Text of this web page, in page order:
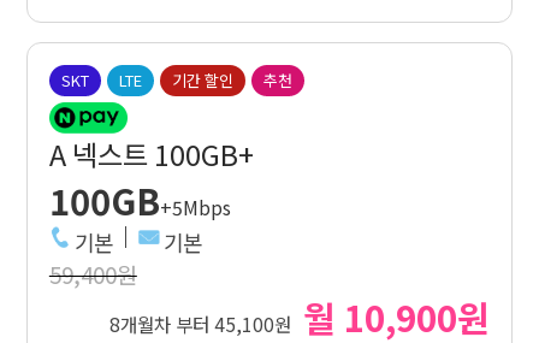
SKT LTE 기간 할인 추천
A 넥스트 100GB+
100GB+5Mbps
기본 기본
59,400원
8개월차 부터 45,100원 월 10,900원